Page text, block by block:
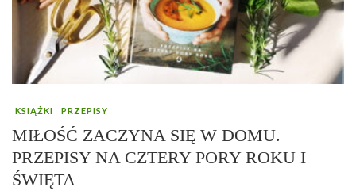
KSIĄŻKI PRZEPISY
MIŁOŚĆ ZACZYNA SIĘ W DOMU.
PRZEPISY NA CZTERY PORY ROKU I
ŚWIĘTA